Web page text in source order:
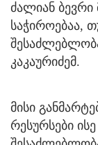
ძალიან
საჭიროებაა,
კაკაურიძემ.
მისი
რესურსები